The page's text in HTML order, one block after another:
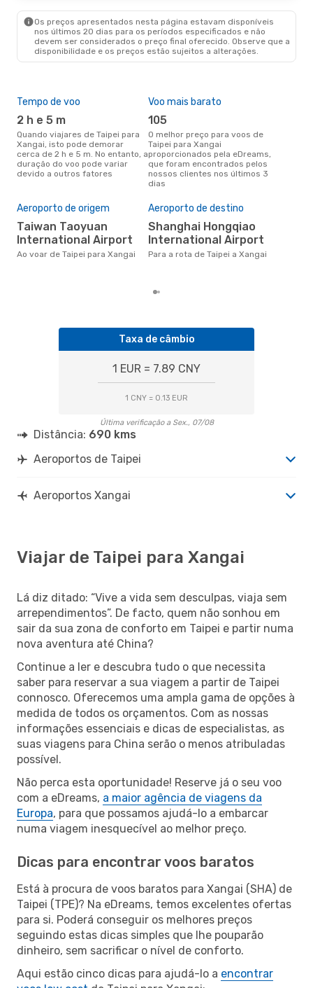
Os preços apresentados nesta página estavam disponíveis
nos últimos 20 dias para os períodos especificados e não
devem ser considerados o preço final oferecido. Observe que a
disponibilidade e os preços estão sujeitos a alterações.
Tempo de voo
2 h e 5 m
Quando viajares de Taipei para
Xangai, isto pode demorar
cerca de 2 h e 5 m. No entanto, a
duração do voo pode variar
devido a outros fatores
Voo mais barato
105
O melhor preço para voos de
Taipei para Xangai
proporcionados pela eDreams,
que foram encontrados pelos
nossos clientes nos últimos 3
dias
Aeroporto de origem
Taiwan Taoyuan
International Airport
Ao voar de Taipei para Xangai
Aeroporto de destino
Shanghai Hongqiao
International Airport
Para a rota de Taipei a Xangai
Taxa de câmbio
1 EUR = 7.89 CNY
1 CNY = 0.13 EUR
Última verificação a Sex., 07/08
Distância: 690 kms
Aeroportos de Taipei
Aeroportos Xangai
Viajar de Taipei para Xangai
Lá diz ditado: “Vive a vida sem desculpas, viaja sem
arrependimentos”. De facto, quem não sonhou em
sair da sua zona de conforto em Taipei e partir numa
nova aventura até China?
Continue a ler e descubra tudo o que necessita
saber para reservar a sua viagem a partir de Taipei
connosco. Oferecemos uma ampla gama de opções à
medida de todos os orçamentos. Com as nossas
informações essenciais e dicas de especialistas, as
suas viagens para China serão o menos atribuladas
possível.
Não perca esta oportunidade! Reserve já o seu voo
com a eDreams, a maior agência de viagens da
Europa, para que possamos ajudá-lo a embarcar
numa viagem inesquecível ao melhor preço.
Dicas para encontrar voos baratos
Está à procura de voos baratos para Xangai (SHA) de
Taipei (TPE)? Na eDreams, temos excelentes ofertas
para si. Poderá conseguir os melhores preços
seguindo estas dicas simples que lhe pouparão
dinheiro, sem sacrificar o nível de conforto.
Aqui estão cinco dicas para ajudá-lo a encontrar